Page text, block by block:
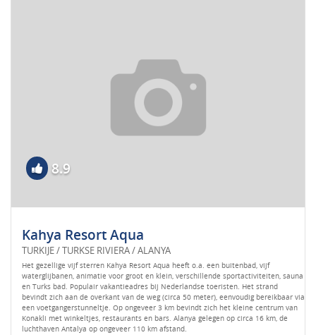
8.9
Kahya Resort Aqua
TURKIJE / TURKSE RIVIERA / ALANYA
Het gezellige vijf sterren Kahya Resort Aqua heeft o.a. een buitenbad, vijf
waterglijbanen, animatie voor groot en klein, verschillende sportactiviteiten, sauna
en Turks bad. Populair vakantieadres bij Nederlandse toeristen. Het strand
bevindt zich aan de overkant van de weg (circa 50 meter), eenvoudig bereikbaar via
een voetgangerstunneltje. Op ongeveer 3 km bevindt zich het kleine centrum van
Konakli met winkeltjes, restaurants en bars. Alanya gelegen op circa 16 km, de
luchthaven Antalya op ongeveer 110 km afstand.